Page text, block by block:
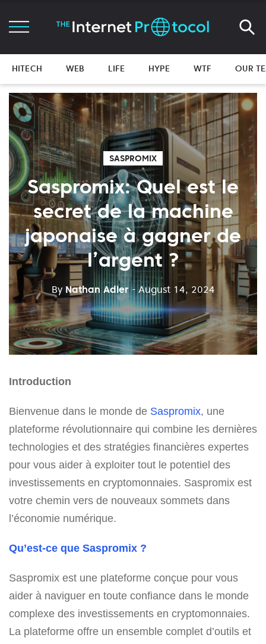
HITECH WEB LIFE HYPE WTF OUR
SASPROMIX
Saspromix: Quel est le
secret de la machine
japonaise à gagner de
l’argent ?
By Nathan Adler - August 14, 2024
Introduction
Bienvenue dans le monde de Saspromix, une
plateforme révolutionnaire qui combine les dernières
technologies et des stratégies financières expertes
pour vous aider à exploiter tout le potentiel des
investissements en cryptomonnaies. Saspromix est
votre chemin vers de nouveaux sommets dans
l’économie numérique.
Qu’est-ce que Saspromix ?
Saspromix est une plateforme conçue pour vous
aider à naviguer en toute confiance dans le monde
complexe des investissements en cryptomonnaies.
La plateforme offre un ensemble complet d’outils et